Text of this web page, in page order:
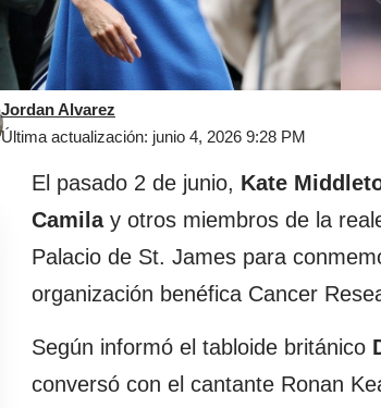
Última actualización: junio 4, 2026 9:28 PM
Jordan Alvarez
El pasado 2 de junio, Kate
Camilay otros miembros de la
Palacio de St. James para
organización benéfica Cancer
Según informó el tabloide británico
conversó con el cantante Ronan